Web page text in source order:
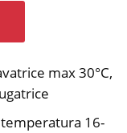
max 30°C,
temperatura 16-